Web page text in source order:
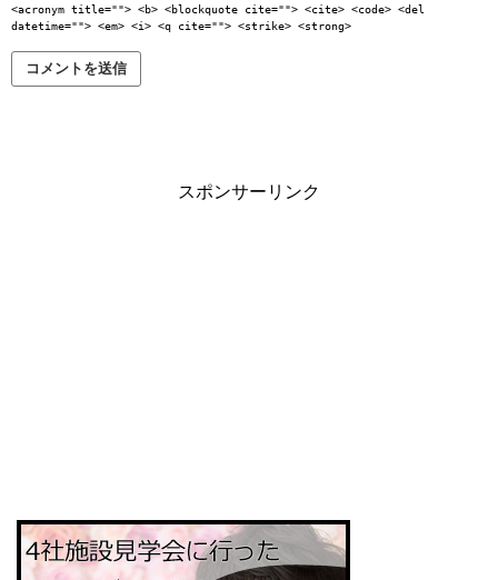
<acronym title=""> <b> <blockquote cite=""> <cite> <code> <del
datetime=""> <em> <i> <q cite=""> <strike> <strong>
スポンサーリンク